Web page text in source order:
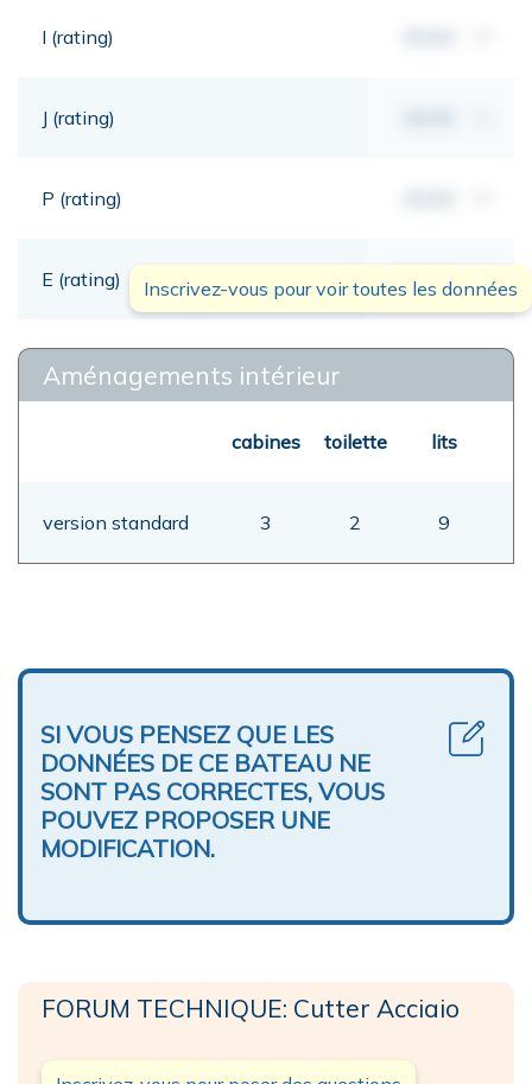
I (rating)
J (rating)
P (rating)
E (rating) 00,00
Inscrivez-vous pour voir toutes les données
Aménagements intérieur
cabines toilette lits
version standard 3 2 9
SI VOUS PENSEZ QUE LES
DONNÉES DE CE BATEAU NE
SONT PAS CORRECTES, VOUS
POUVEZ PROPOSER UNE
MODIFICATION.
FORUM TECHNIQUE: Cutter Acciaio